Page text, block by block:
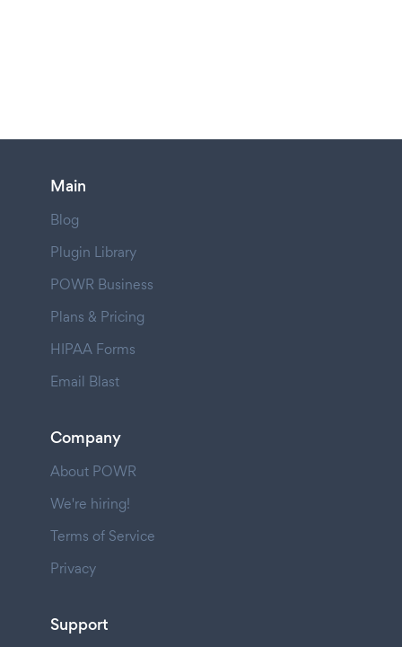
Main
Blog
Plugin Library
POWR Business
Plans & Pricing
HIPAA Forms
Email Blast
Company
About POWR
We're hiring!
Terms of Service
Privacy
Support